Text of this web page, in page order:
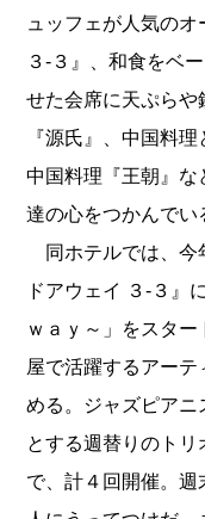
ュッフェが人気の
３-３』、和食をベ
せた会席に天ぷらや
『源氏』、中国料
中国料理『王朝』な
達の心をつかんでい
同ホテルでは、今
ドアウェイ ３-３』
ｗａｙ～」をスタ
屋で活躍するアー
める。ジャズピアニ
とする週替りのト
で、計４回開催。